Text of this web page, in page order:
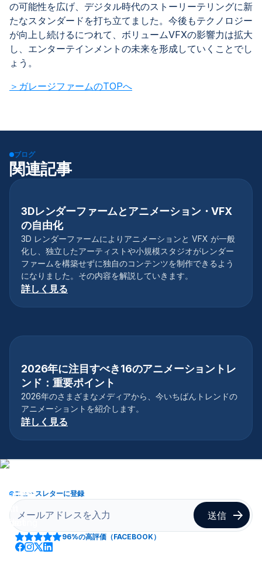
の可能性を広げ、デジタル時代のストーリーテリングに新
たなスタンダードを打ち立てました。今後もテクノロジー
が向上し続けるにつれて、ボリュームVFXの影響力は拡大
し、エンターテインメントの未来を形成していくことでし
ょう。
＞ガレージファームのTOPへ
ブログ
関連記事
3Dモデリング
3Dレンダーファームとアニメーション・VFX
の自由化
3D レンダーファームによりアニメーションと VFX が一般
化し、独立したアーティストや小規模スタジオがレンダー
ファームを構築せずに独自のコンテンツを制作できるよう
になりました。その内容を解説していきます。
詳しく見る
アニメーション
2026年に注目すべき16のアニメーショントレ
ンド：重要ポイント
2026年のさまざまなメディアから、今いちばんトレンドの
アニメーショントを紹介します。
詳しく見る
ニュースレターに登録
96%の高評価（FACEBOOK）